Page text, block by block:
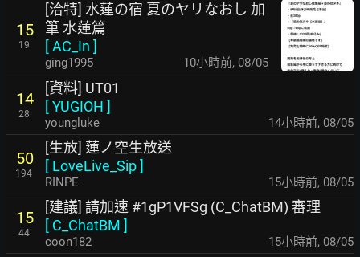
15
19
[洽特] 水蓮の宿 夏のヤリなおし 加
筆 水蓮篇
[AC_In ]
ging1995 10小時前, 08/05
14
28
[資料] UT01
[YUGIOH ]
youngluke 14小時前, 08/05
50
194
[生放] 蓮ノ空生放送
[ LoveLive_Sip]
RINPE 15小時前, 08/05
15
44
[建議] 請加速 #1gP1VFSg (C_ChatBM) 審理
[ C_ChatBM ]
coon182 15小時前, 08/05